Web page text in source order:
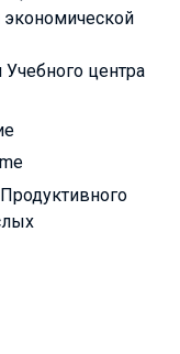
центра